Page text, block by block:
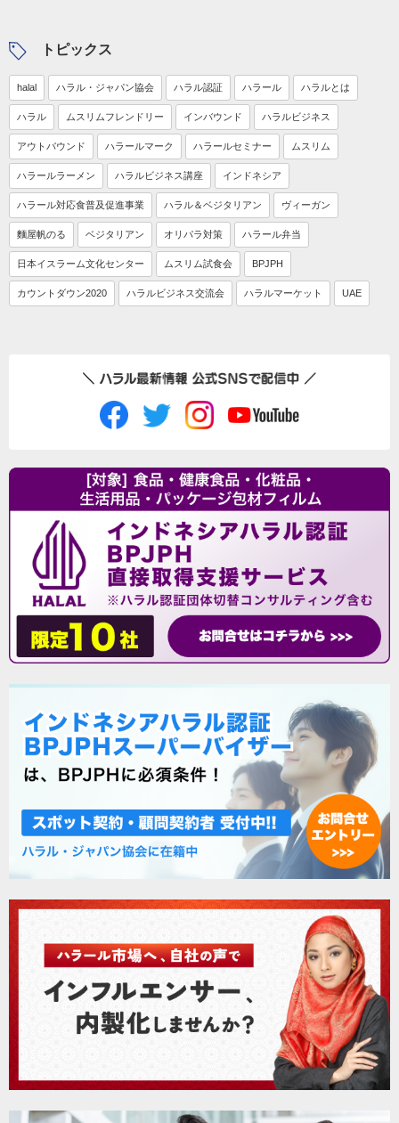
トピックス
halal ハラル・ジャパン協会 ハラル認証 ハラール ハラルとは
ハラル ムスリムフレンドリー インバウンド ハラルビジネス
アウトバウンド ハラールマーク ハラールセミナー ムスリム
ハラールラーメン ハラルビジネス講座 インドネシア
ハラール対応食普及促進事業 ハラル＆ベジタリアン ヴィーガン
麵屋帆のる ベジタリアン オリパラ対策 ハラール弁当
日本イスラーム文化センター ムスリム試食会 BPJPH
カウントダウン2020 ハラルビジネス交流会 ハラルマーケット UAE